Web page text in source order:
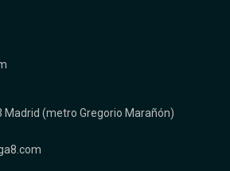
Madrid (metro Gregorio Marañón)